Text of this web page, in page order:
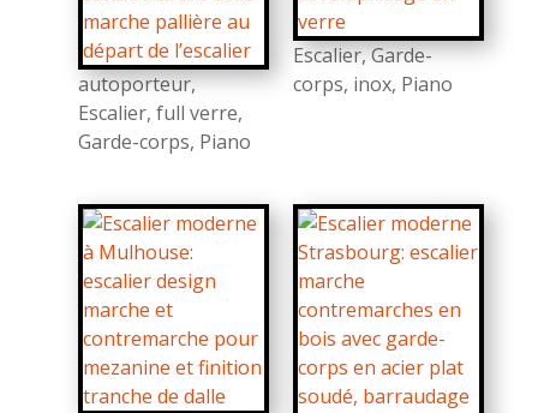
autoporteur,
Escalier, full verre,
Garde-corps, Piano
Escalier,Garde-
corps, inox, Piano